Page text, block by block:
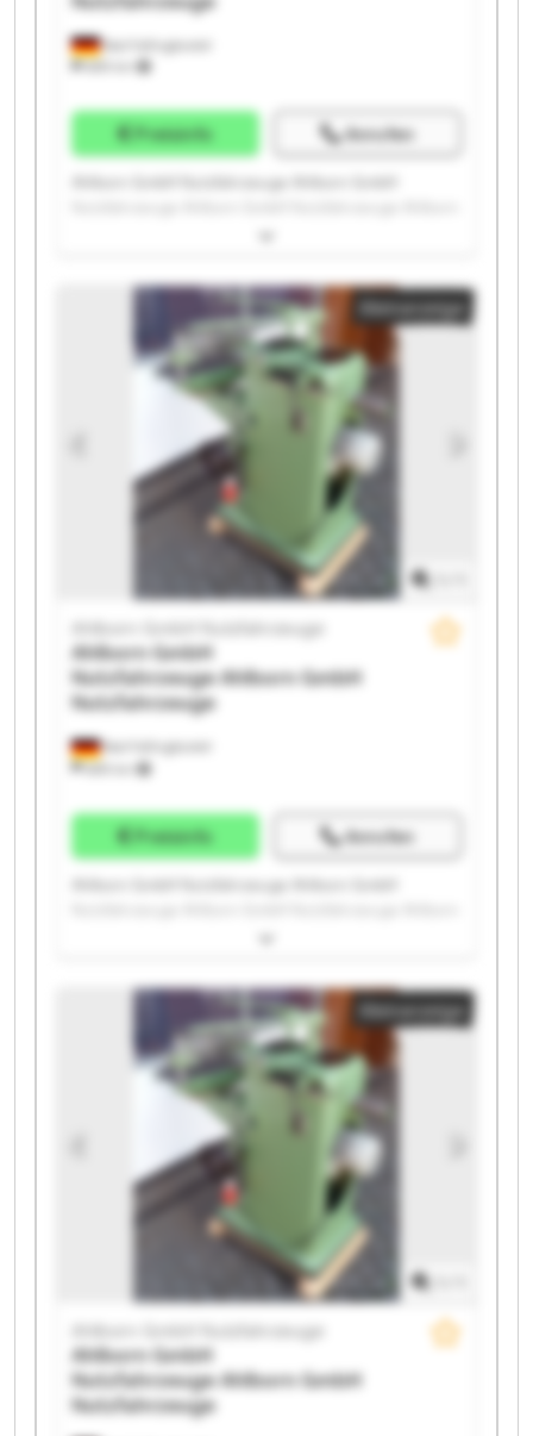
Bad Fallingbostel
689 km
Preisinfo Anrufen
GmbH Nutzfahrzeuge Ahlborn GmbH Nutzfahrzeuge
Nutzfahrzeuge Ahlborn GmbH Nutzfahrzeuge Ahlborn
GmbH Nutzfahrzeuge Ahlborn GmbH Nutzfahrzeuge
Ahlborn GmbH Nutzfahrzeuge Ahlborn GmbH
Nutzfahrzeuge Ahlborn GmbH Nutzfahrzeuge Ahlborn
GmbH Nutzfahrzeuge Ahlborn GmbH Nutzfahrzeuge
Ahlborn GmbH Nutzfahrzeuge Ahlborn GmbH
Nutzfahrzeuge Ahlborn GmbH Nutzfahrzeuge Ahlborn
GmbH Nutzfahrzeuge Ahlborn GmbH Nutzfahrzeuge
Kleinanzeige
Bad Fallingbostel
689 km
Ahlborn GmbH Nutzfahrzeuge
Ahlborn GmbH
NutzfahrzeugeAhlborn GmbH
Nutzfahrzeuge
Preisinfo Anrufen
Ahlborn GmbH Nutzfahrzeuge Ahlborn GmbH
GmbH Nutzfahrzeuge Ahlborn GmbH Nutzfahrzeuge
Nutzfahrzeuge Ahlborn GmbH Nutzfahrzeuge Ahlborn
GmbH Nutzfahrzeuge Ahlborn GmbH Nutzfahrzeuge
Ahlborn GmbH Nutzfahrzeuge Ahlborn GmbH
Nutzfahrzeuge Ahlborn GmbH Nutzfahrzeuge Ahlborn
GmbH Nutzfahrzeuge Ahlborn GmbH Nutzfahrzeuge
Ahlborn GmbH Nutzfahrzeuge Ahlborn GmbH
Nutzfahrzeuge Ahlborn GmbH Nutzfahrzeuge Ahlborn
GmbH Nutzfahrzeuge Ahlborn GmbH Nutzfahrzeuge
Kleinanzeige
Ahlborn GmbH Nutzfahrzeuge
Ahlborn GmbH
NutzfahrzeugeAhlborn GmbH
Nutzfahrzeuge